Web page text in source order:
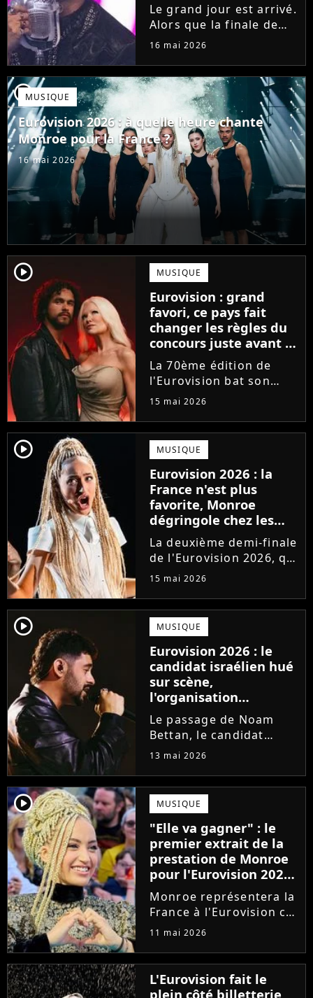
Le grand jour est arrivé.
Alors que la finale de
l'Eurovision 2026 a lieu
demandent ce qu'est
devenu le chanteur JJ
qui avait gagné l'an
dernier avec sa
chanson...
16 mai 2026
player2MUSIQUE
Eurovision 2026 : à quelle heure chante
Monroe pour la France ?
16 mai 2026
player2 MUSIQUE
Eurovision : grand
favori, ce pays fait
changer les règles du
concours juste avant la
finale !
La 70ème édition de
l'Eurovision bat son
plein. Grand favori de la
mois, la Finlande
s'apprête à briser les
règles et signer une
grande première dans
l'histoire...
15 mai 2026
player2 MUSIQUE
Eurovision 2026 : la
France n'est plus
favorite, Monroe
dégringole chez les
bookmakers après sa
performance en demi-
finale
La deuxième demi-finale
de l'Eurovision 2026, qui
s'est tenue jeudi 14 mai,
sa chanson Regarde !
pour la première fois
devant les
téléspectateurs
européens. Hélas,...
15 mai 2026
player2 MUSIQUE
Eurovision 2026 : le
candidat israélien hué
sur scène,
l'organisation
intervient
Le passage de Noam
Bettan, le candidat
représentant Israël à
de la première demi-
finale du concours, a
été perturbé par des
huées et des chants. La
phrase "Stop...
13 mai 2026
player2 MUSIQUE
"Elle va gagner" : le
premier extrait de la
prestation de Monroe
pour l'Eurovision 2026
séduit les bookmakers
Monroe représentera la
France à l'Eurovision ce
samedi 16 mai. Alors
favoris, un premier
extrait de sa prestation
vient d'être dévoilé. Et
11 mai 2026
L'Eurovision fait le
plein côté billetterie